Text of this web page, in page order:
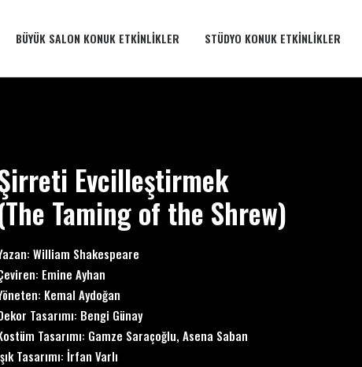
BÜYÜK SALON KONUK ETKINLIKLER STÜDYO KONUK ETKINLIKLER
Evcilleştirmek
The Taming of the Shrew)
William Shakespeare
Emine Ayhan
Kemal Aydoğan
Tasarımı: Bengi Günay
Tasarımı: Gamze Saraçoğlu, Asena Saban
Tasarımı: İrfan Varlı